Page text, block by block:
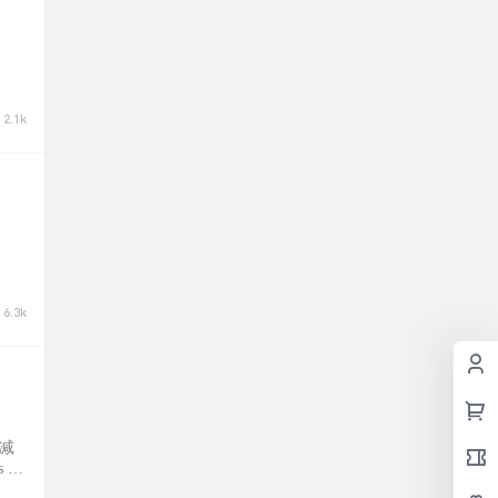
2.1k
6.3k